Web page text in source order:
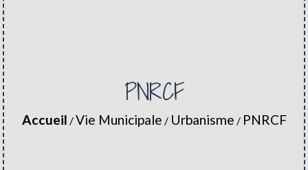
PNRCF
Accueil /Vie Municipale / Urbanisme / PNRCF